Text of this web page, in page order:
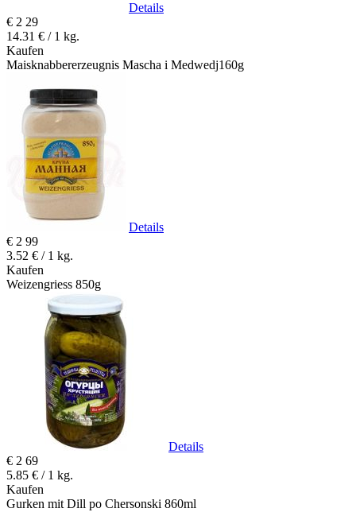
Details
€ 2 29
14.31 € / 1 kg.
Kaufen
Maisknabbererzeugnis Mascha i Medwedj160g
Details
€ 2 99
3.52 € / 1 kg.
Kaufen
Weizengriess 850g
Details
€ 2 69
5.85 € / 1 kg.
Kaufen
Gurken mit Dill po Chersonski 860ml